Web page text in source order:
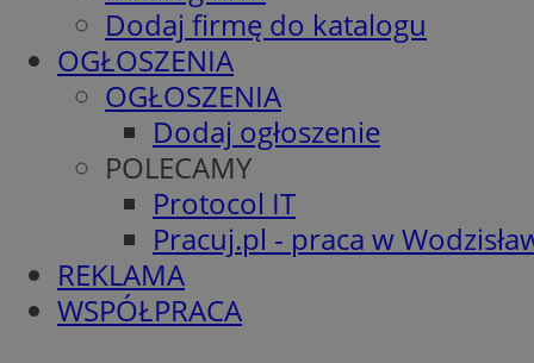
Dodaj firmę do katalogu
OGŁOSZENIA
OGŁOSZENIA
Dodaj ogłoszenie
POLECAMY
Protocol IT
Pracuj.pl - praca w
REKLAMA
WSPÓŁPRACA